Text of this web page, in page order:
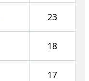
23
18
17